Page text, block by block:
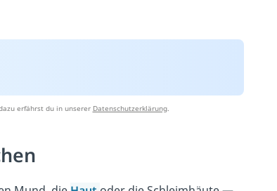
erfährst du in unserer Datenschutzerklärung.